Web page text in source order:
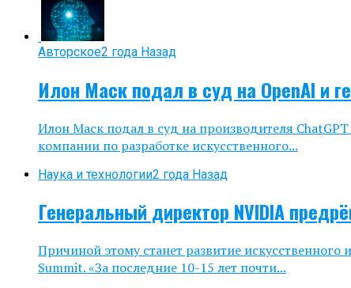
Авторское2 года Назад
Илон Маск подал в суд на OpenAI и
Илон Маск подал в суд на производителя
компании по разработке искусственного...
Наука и технологии2 года Назад
Генеральный директор NVIDIA
Причиной этому станет развитие
Summit. «За последние 10-15 лет почти...